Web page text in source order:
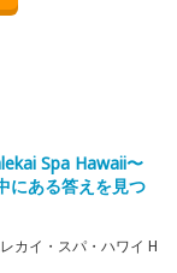
Spa Hawaii〜
にある答えを見つ
カイ・スパ・ハワイ H